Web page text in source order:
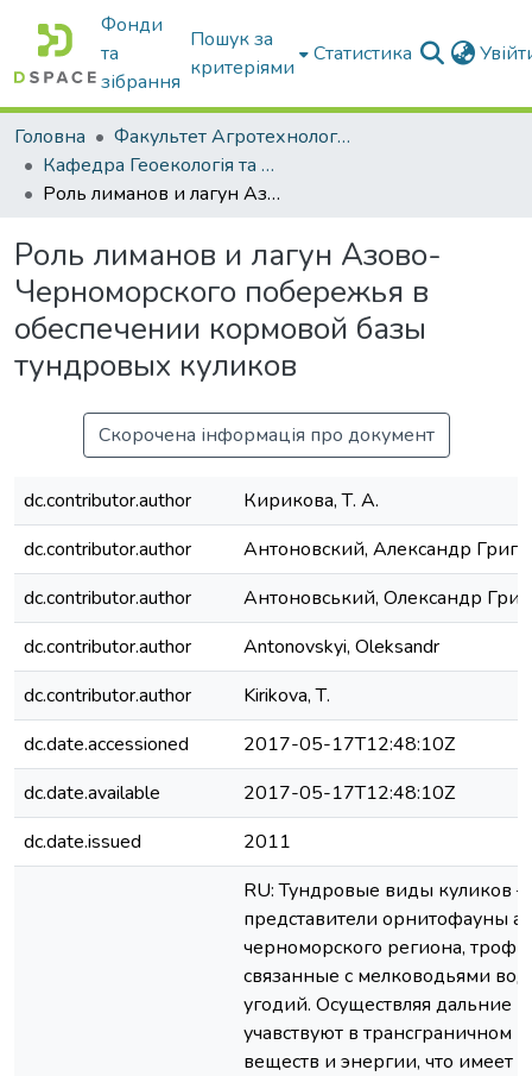
Фонди
та
зібрання
Пошук за
критеріями
Статистика
Головна
Факультет Агротехнологій та екології
Кафедра Геоекологія та землеустрій
Роль лиманов и лагун Азово-Черноморского побережья в обеспечении кормовой базы тундровых куликов
Роль лиманов и лагун Азово-
Черноморского побережья в
обеспечении кормовой базы
тундровых куликов
Скорочена інформація про документ
dc.contributor.author
Кирикова, Т. А.
dc.contributor.author
Антоновский, Александр
dc.contributor.author
Антоновський, Олександр
dc.contributor.author
Antonovskyi, Oleksandr
dc.contributor.author
Kirikova, Т.
dc.date.accessioned
2017-05-17T12:48:10Z
dc.date.available
2017-05-17T12:48:10Z
dc.date.issued
2011
RU: Тундровые виды куликов –
представители орнитофауны
черноморского региона,
связанные с мелководьями
угодий. Осуществляя дальние
учавствуют в трансграничном
веществ и энергии, что имеет